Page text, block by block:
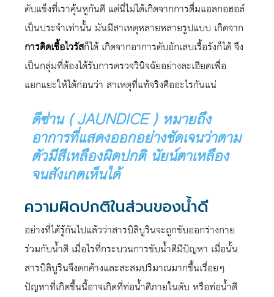
ตับแข็งที่เราคุ้นหูกันดี แต่นี่ไม่ได้เกิดจากการดื่มแอลกอฮอล์
เป็นประจำเท่านั้น มันมีสาเหตุหลายหลายรูปแบบ เกิดจาก
การติดเชื้อไวรัสก็ได้ เกิดจากอาการตับอักเสบเรื้อรังก็ได้ จึง
เป็นกลุ่มที่ต้องได้รับการตรวจวินิจฉัยอย่างละเอียดเพื่อ
แยกแยะให้ได้ก่อนว่า สาเหตุที่แท้จริงคืออะไรกันแน่
ดีซ่าน ( JAUNDICE )หมายถึง
อาการที่แสดงออกอย่างชัดเจนว่าตาม
ตัวมีสีเหลืองผิดปกติ นัยน์ตาเหลือง
จนสังเกตเห็นได้
ความผิดปกติในส่วนของน้ำดี
อย่างที่ได้รู้กันไปแล้วว่าสารบิลิบูรินจะถูกขับออกร่างกาย
ร่วมกับน้ำดี เมื่อไรที่กระบวนการขับน้ำดีมีปัญหา เมื่อนั้น
สารบิลิบูรินจึงตกค้างและสะสมปริมาณมากขึ้นเรื่อยๆ
ปัญหาที่เกิดขึ้นนี้อาจเกิดที่ท่อน้ำดีภายในตับ หรือท่อน้ำดี